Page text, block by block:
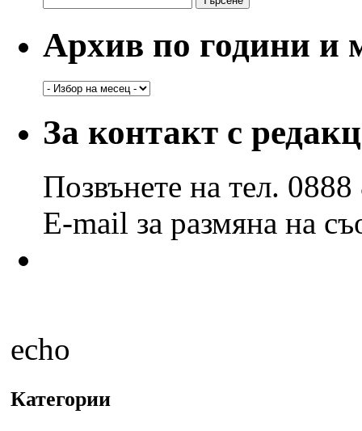
за:
Архив по години и
Архив
и
месеци
За контакт с
Позвънете на тел.
E-mail за размяна на
echo
Категории